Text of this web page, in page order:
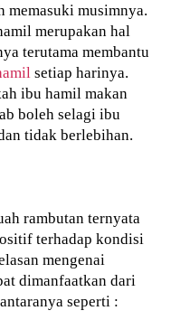
memasuki musimnya.
merupakan hal
terutama membantu
setiap harinya.
ibu hamil makan
boleh selagi ibu
tidak berlebihan.
rambutan ternyata
terhadap kondisi
mengenai
dimanfaatkan dari
seperti :